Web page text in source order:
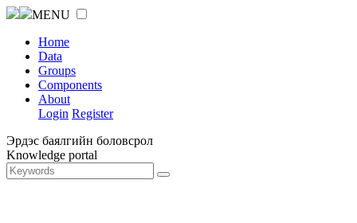
MENU
Home
Data
Groups
Components
About
Login Register
Эрдэс баялгийн боловсрол
Knowledge portal